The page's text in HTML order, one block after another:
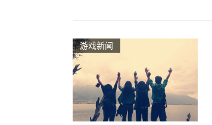
游戏新闻